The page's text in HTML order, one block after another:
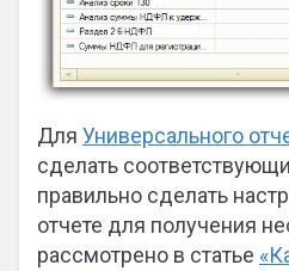
Для Универсального
сделать
правильно сделать
отчете для получения
рассмотрено в статье